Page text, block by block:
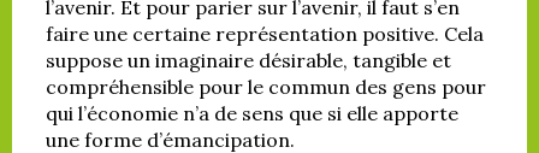
l’avenir. Et pour parier sur l’avenir, il faut s’en
faire une certaine représentation positive. Cela
suppose un imaginaire désirable, tangible et
compréhensible pour le commun des gens pour
qui l’économie n’a de sens que si elle apporte
une forme d’émancipation.